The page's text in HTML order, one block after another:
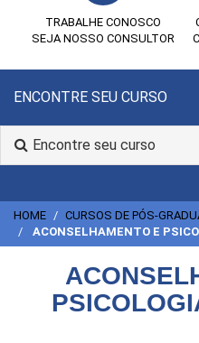
TRABALHE CONOSCO
SEJA NOSSO CONSULTOR
ENCONTRE SEU CURSO
Encontre seu curso
HOME CURSOS DE PÓS-
ACONSELHAMENTO E